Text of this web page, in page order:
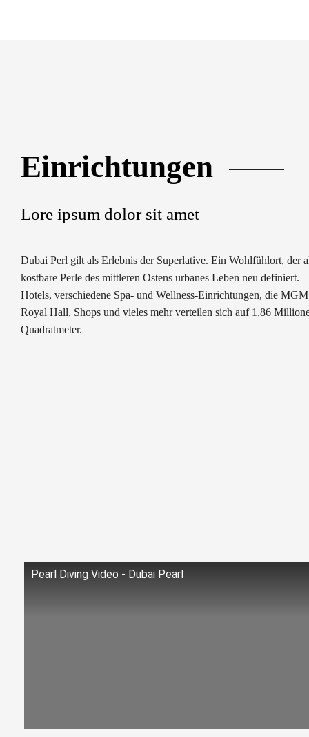
Einrichtungen
Lore ipsum dolor sit amet​
Dubai Perl gilt als Erlebnis der Superlative. Ein Wohlfühlort, der
kostbare Perle des mittleren Ostens urbanes Leben neu definiert.
Hotels, verschiedene Spa- und Wellness-Einrichtungen, die MGM
Royal Hall, Shops und vieles mehr verteilen sich auf 1,86
Quadratmeter.
Pearl Diving Video - Dubai Pearl